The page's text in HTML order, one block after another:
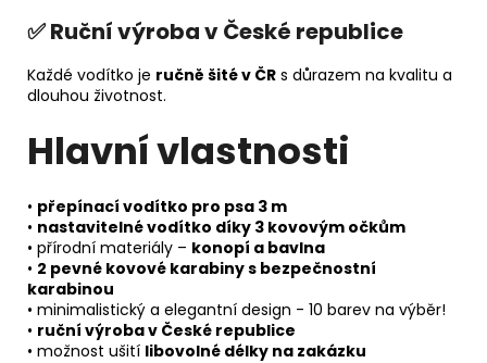
✅ Ruční výroba v České republice
Každé vodítko je ručně šité v ČR s důrazem na kvalitu a
dlouhou životnost.
Hlavní vlastnosti
• přepínací vodítko pro psa 3 m
• nastavitelné vodítko díky 3 kovovým očkům
• přírodní materiály – konopí a bavlna
• 2 pevné kovové karabiny s bezpečnostní
karabinou
• minimalistický a elegantní design - 10 barev na výběr!
• ruční výroba v České republice
• možnost ušití libovolné délky na zakázku